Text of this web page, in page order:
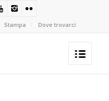
Stampa Dove trovarci